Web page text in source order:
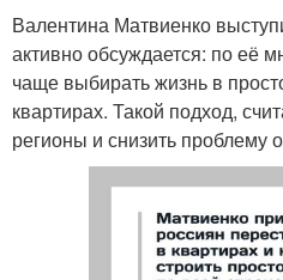
Валентина Матвиенко
активно обсуждается: по её
чаще выбирать жизнь в
квартирах. Такой подход,
регионы и снизить проблему